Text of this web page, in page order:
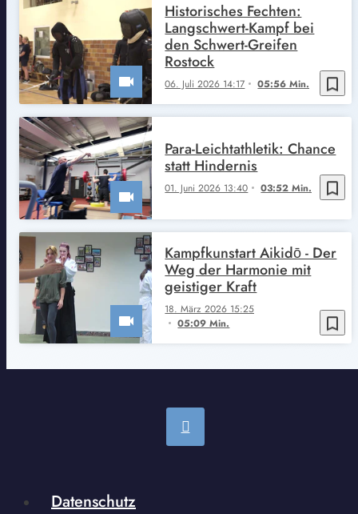
bookmark_border
06. Juli 2026 14:17 05:56 Min.
Historisches Fechten:
Langschwert-Kampf bei
den Schwert-Greifen
Rostock
bookmark_border
01. Juni 2026 13:40 03:52 Min.
Para-Leichtathletik: Chance
statt Hindernis
bookmark_border
18. März 2026 15:25
05:09 Min.
Kampfkunstart Aikidō - Der
Weg der Harmonie mit
geistiger Kraft
Datenschutz